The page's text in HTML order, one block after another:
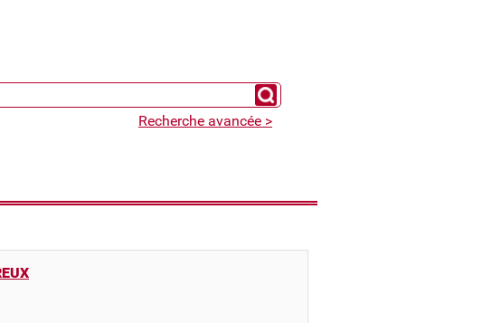
Chercher un expert
Recherche avancée >